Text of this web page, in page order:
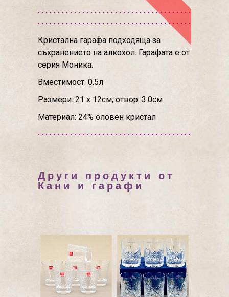
Кристална гарафа подходяща за
съхранението на алкохол. Гарафата е от
серия Моника.
Вместимост: 0.5л
Размери: 21 х 12см; отвор: 3.0см
Материал: 24% оловен кристал
Други продукти от
Кани и гарафи